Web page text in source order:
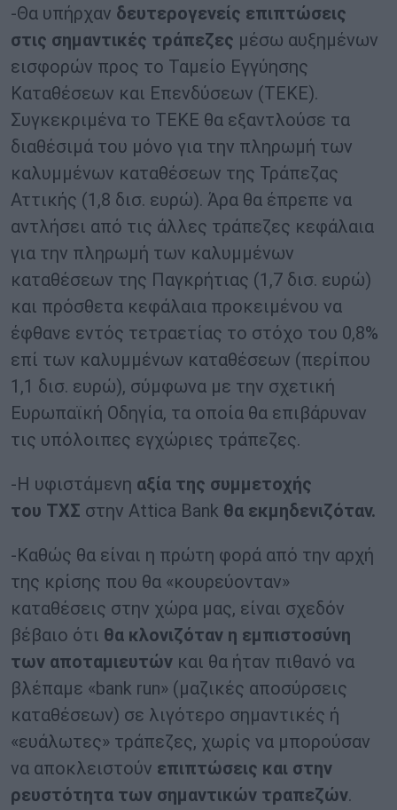
-Θα υπήρχαν δευτερογενείς επιπτώσεις
στις σημαντικές τράπεζες μέσω αυξημένων
εισφορών προς το Ταμείο Εγγύησης
Καταθέσεων και Επενδύσεων (ΤΕΚΕ).
Συγκεκριμένα το ΤΕΚΕ θα εξαντλούσε τα
διαθέσιμά του μόνο για την πληρωμή των
καλυμμένων καταθέσεων της Τράπεζας
Αττικής (1,8 δισ. ευρώ). Άρα θα έπρεπε να
αντλήσει από τις άλλες τράπεζες κεφάλαια
για την πληρωμή των καλυμμένων
καταθέσεων της Παγκρήτιας (1,7 δισ. ευρώ)
και πρόσθετα κεφάλαια προκειμένου να
έφθανε εντός τετραετίας το στόχο του 0,8%
επί των καλυμμένων καταθέσεων (περίπου
1,1 δισ. ευρώ), σύμφωνα με την σχετική
Ευρωπαϊκή Οδηγία, τα οποία θα επιβάρυναν
τις υπόλοιπες εγχώριες τράπεζες.
-Η υφιστάμενη αξία της συμμετοχής
του ΤΧΣ στην Attica Bank θα εκμηδενιζόταν.
-Καθώς θα είναι η πρώτη φορά από την αρχή
της κρίσης που θα «κουρεύονταν»
καταθέσεις στην χώρα μας, είναι σχεδόν
βέβαιο ότι θα κλονιζόταν η εμπιστοσύνη
των αποταμιευτών και θα ήταν πιθανό να
βλέπαμε «bank run» (μαζικές αποσύρσεις
καταθέσεων) σε λιγότερο σημαντικές ή
«ευάλωτες» τράπεζες, χωρίς να μπορούσαν
να αποκλειστούν επιπτώσεις και στην
ρευστότητα των σημαντικών τραπεζών.